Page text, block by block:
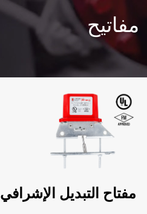
مفاتيح
مفتاح التبديل الإشرافي